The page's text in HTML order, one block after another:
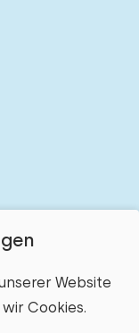
Website
Cookies.
Marke)